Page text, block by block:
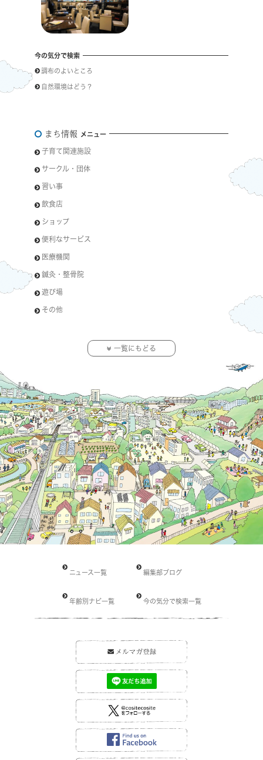
今の気分で検索
調布のよいところ
自然環境はどう？
まち情報 メニュー
子育て関連施設
サークル・団体
習い事
飲食店
ショップ
便利なサービス
医療機関
鍼灸・整骨院
遊び場
その他
一覧にもどる
ニュース一覧 編集部ブログ
年齢別ナビ一覧 今の気分で検索一覧